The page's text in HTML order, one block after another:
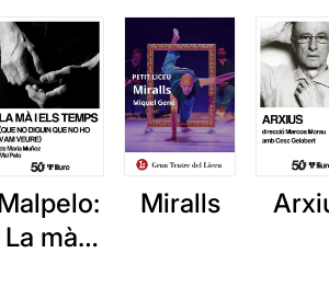
La mà i
Miralls